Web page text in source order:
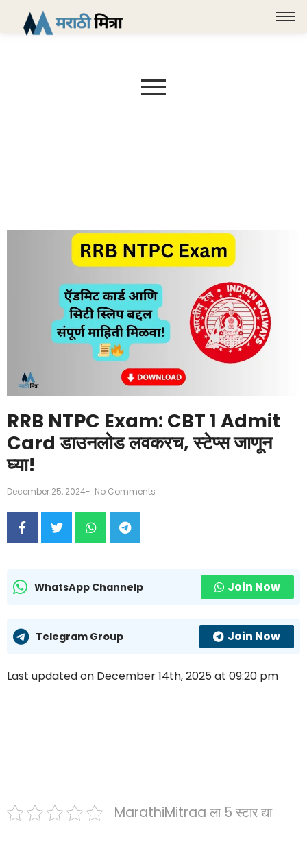
RRB NTPC Exam: CBT 1 Admit
Card डाउनलोड लवकरच, स्टेप्स जाणून
घ्या!
December 25, 2024- No Comments
WhatsApp Channelp Join Now
Telegram Group Join Now
Last updated on December 14th, 2025 at 09:20 pm
MarathiMitraa ला 5 स्टार द्या